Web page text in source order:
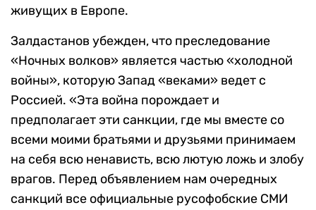
живущих в Европе.
Залдастанов убежден, что преследование
«Ночных волков» является частью «холодной
войны», которую Запад «веками» ведет с
Россией. «Эта война порождает и
предполагает эти санкции, где мы вместе со
всеми моими братьями и друзьями принимаем
на себя всю ненависть, всю лютую ложь и злобу
врагов. Перед объявлением нам очередных
санкций все официальные русофобские СМИ